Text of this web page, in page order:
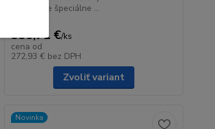
Forestry je špeciálne ...
335,71 €/ks
cena od
272,93 € bez DPH
Zvoliť variant
Novinka